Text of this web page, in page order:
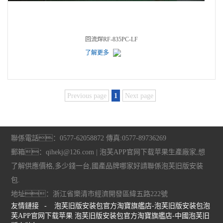
回流焊RF-835PC-LF
了解更多
Previous page 1 Next page
聯係電話：0577-62058872 傳真:0577-89736269
郵箱：qihekj@126.com | 泡芙APP官网下载苹果生產廠家,想
了解供應價格,多少錢一台,國產品牌哪家好請聯係泡芙旧版安装
包.
地址：浙江省樂清市經濟開發區緯五路222號
友情鏈接
-
泡芙旧版安装包官方淘寶旗艦店-泡芙旧版安装包泡
芙APP官网下载苹果 泡芙旧版安装包官方淘寶旗艦店-中國泡芙旧